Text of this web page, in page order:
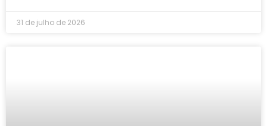
31 de julho de 2026